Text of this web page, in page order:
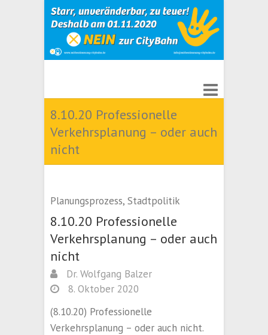
8.10.20 Professionelle
Verkehrsplanung – oder auch
nicht
Planungsprozess, Stadtpolitik
8.10.20 Professionelle
Verkehrsplanung – oder auch
nicht
Dr. Wolfgang Balzer
8. Oktober 2020
(8.10.20) Professionelle
Verkehrsplanung – oder auch nicht.